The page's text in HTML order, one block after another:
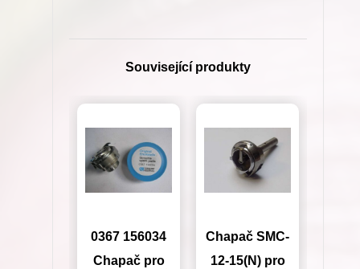
Související produkty
0367 156034
Chapač pro
Chapač SMC-
12-15(N) pro